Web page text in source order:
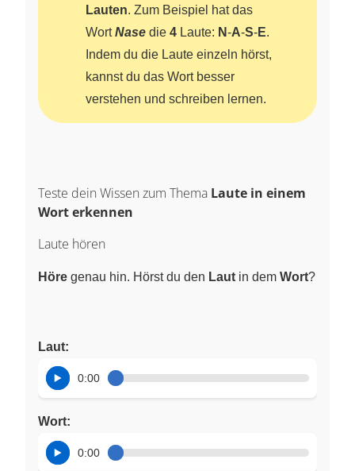
Lauten. Zum Beispiel hat das
WortNase die 4 Laute: N-A-S-E.
Indem du die Laute einzeln hörst,
kannst du das Wort besser
verstehen und schreiben lernen.
Teste dein Wissen zum Thema Laute in einem
Wort erkennen
Laute hören
Höre genau hin. Hörst du den Laut in dem Wort?
Laut:
0:00
Wort:
0:00